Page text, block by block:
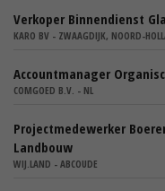
Verkoper Binnendienst
KARO BV - ZWAAGDIJK, NOORD-
Accountmanager
COMGOED B.V. - NL
Projectmedewerker
Landbouw
WIJ.LAND - ABCOUDE